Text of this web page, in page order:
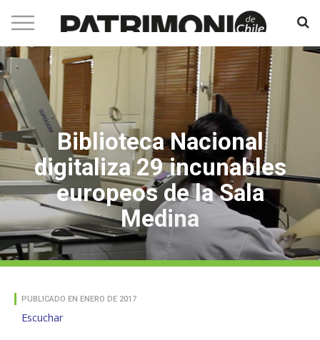
Biblioteca Nacional
digitaliza 29 incunables
europeos de la Sala
Medina
PUBLICADO EN ENERO DE 2017
Escuchar